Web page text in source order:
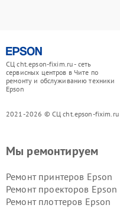
СЦ cht.epson-fixim.ru - сеть
сервисных центров в Чите по
ремонту и обслуживанию техники
Epson
2021-2026 © СЦ cht.epson-fixim.ru
Мы ремонтируем
Ремонт принтеров Epson
Ремонт проекторов Epson
Ремонт плоттеров Epson